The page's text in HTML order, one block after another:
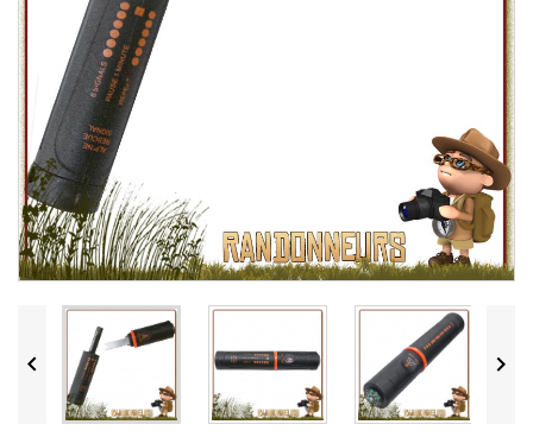
 